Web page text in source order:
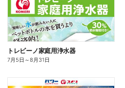
トレビーノ家庭用浄水器
7月5日 ～8月31日